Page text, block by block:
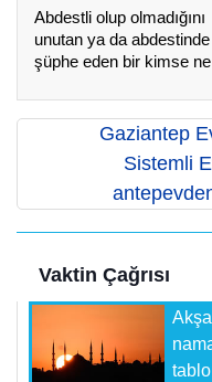
Abdestli olup olmadığını
unutan ya da abdestinde
şüphe eden bir kimse ne
Gaziantep
Sistemli
Vaktin Çağrısı